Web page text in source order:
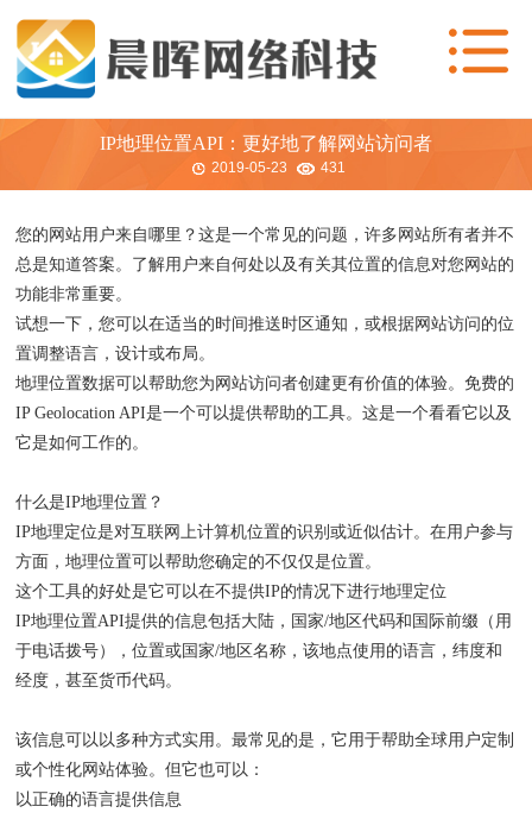
IP地理位置API：更好地了解网站访问者
2019-05-23 431
您的网站用户来自哪里？这是一个常见的问题，许多网站所有者并不
总是知道答案。了解用户来自何处以及有关其位置的信息对您网站的
功能非常重要。
试想一下，您可以在适当的时间推送时区通知，或根据网站访问的位
置调整语言，设计或布局。
地理位置数据可以帮助您为网站访问者创建更有价值的体验。免费的
IP Geolocation API是一个可以提供帮助的工具。这是一个看看它以及
它是如何工作的。
什么是IP地理位置？
IP地理定位是对互联网上计算机位置的识别或近似估计。在用户参与
方面，地理位置可以帮助您确定的不仅仅是位置。
这个工具的好处是它可以在不提供IP的情况下进行地理定位
IP地理位置API提供的信息包括大陆，国家/地区代码和国际前缀（用
于电话拨号），位置或国家/地区名称，该地点使用的语言，纬度和
经度，甚至货币代码。
该信息可以以多种方式实用。最常见的是，它用于帮助全球用户定制
或个性化网站体验。但它也可以：
以正确的语言提供信息